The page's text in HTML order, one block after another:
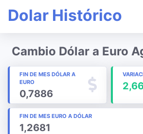
Dolar Histórico
Cambio Dólar a Euro
FIN DE MES DÓLAR A
EURO
0,7886
FIN DE MES EURO A DÓLAR
1,2681